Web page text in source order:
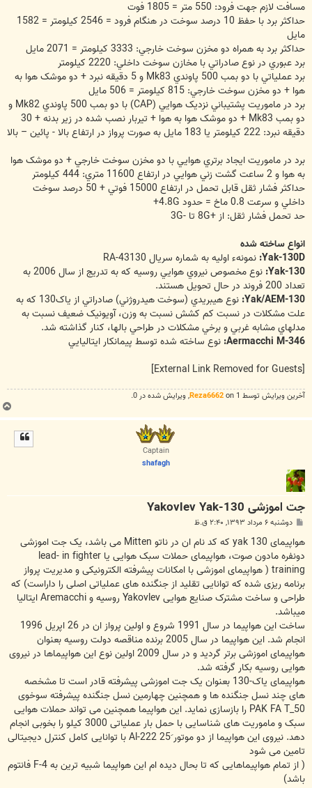
مسافت لازم جهت فرود: 550 متر = 1805 فوت
حداکثر برد با حفظ 10 درصد سوخت در هنگام فرود = 2546 کيلومتر = 1582
مايل
حداکثر برد به همراه دو مخزن سوخت خارجي: 3333 کيلومتر = 2071 مايل
برد عبوري در نوع صادراتي با مخازن سوخت داخلي: 2220 کيلومتر
برد عملياتي با دو بمب 500 پاوندي Mk83 و 5 دقيقه نبرد + دو موشک هوا به
هوا + دو مخزن سوخت خارجي: 815 کيلومتر = 506 مايل
برد در ماموريت پشتيباني نزديک هوايي (CAP) با دو بمب 500 پاوندي Mk82 و
دو بمب Mk83 + دو موشک هوا به هوا + تيربار نصب شده در زير بدنه + 30
دقيقه نبرد: 222 کيلومتر يا 183 مايل به صورت پرواز در ارتفاع بالا - پائين – بالا
برد در ماموريت ايجاد برتري هوايي با دو مخزن سوخت خارجي + دو موشک هوا
به هوا و 2 ساعت گشت زني هوايي در ارتفاع 11600 متري: 444 کيلومتر
حداکثر فشار ثقل قابل تحمل در ارتفاع 15000 فوتي + 50 درصد سوخت
داخلي و سرعت 0.8 ماخ = حدود 4.8G+
حد تحمل فشار ثقل: از +8G تا -3G
انواع ساخته شده
Yak-130D: نمونهء اوليه به شماره سريال RA-43130
Yak-130:
نوع مخصوص نيروي هوايي روسيه که به تدريج از سال 2006 به
تعداد 200 فروند در حال تحويل هستند.
Yak/AEM-130:
نوع هيبريدي (سوخت هيدروژني) صادراتي از ياک130 که به
علت مشکلات در نسبت کم کشش نسبت به وزن، آويونيک ضعيف نسبت به
مدلهاي مشابه غربي و برخي مشکلات در طراحي بالها، کنار گذاشته شد.
Aermacchi M-346: نوع ساخته شده توسط پيمانکار ايتاليايي
[External Link Removed for Guests]
آخرین ويرايش توسط 1 on Reza6662, ويرايش شده در 0.
Captain
shafagh
جت اموزشی Yakovlev Yak-130
ت
دوشنبه ۶ مرداد ۱۳۹۳, ۲:۴۰ ق.ظ
هواپیمای yak 130 که کد نام ان در ناتو Mitten می باشد، یک جت اموزشی
دونفره مادون صوت، هواپیمای حملات سبک هوایی یا lead- in fighter
training ( هواپیمای اموزشی با امکانات پیشرفته الکترونیکی و مدیریت پرواز
برنامه ریزی شده که توانایی تقلید از جنگنده های عملیاتی اصلی را داراست) که
طراحی و ساخت مشترک صنایع هوایی Yakovlev روسیه و Aremacchi ایتالیا
میباشد.
ساخت این هواپیما در سال 1991 شروع و اولین پرواز ان در 26 اپریل 1996
انجام شد. این هواپیما در سال 2005 برنده مناقصه دولت روسیه بعنوان
هواپیمای اموزشی برتر گردید و در سال 2009 اولین نوع این هواپیماها در نیروی
هوایی روسیه بکار گرفته شد.
هواپیمای یاک-130 بعنوان یک جت اموزشی پیشرفته قادر است تا مشخصه
های چند نسل جنگنده ها و همچنین چهارمین نسل جنگنده پیشرفته سوخوی
PAK FA T_50 را بازسازی نماید. این هواپیما همچنین می تواند حملات هوایی
سبک و ماموریت های شناسایی با حمل بار عملیاتی 3000 کیلو را بخوبی انجام
دهد. نیروی این هواپیما از دو موتور َAl-222 25 با توانایی کامل کنترل دیجیتالی
تامین می شود
( از تمام هواپیماهایی که تا بحال دیده ام این هواپیما شبیه ترین به F-4 فانتوم
باشد)